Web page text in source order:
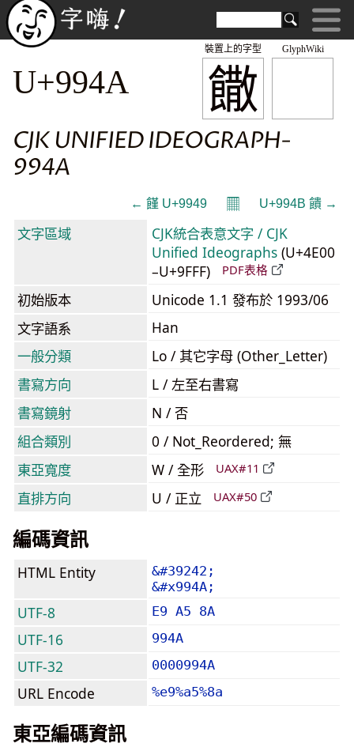
GlyphWiki
饊
裝置上的字型
U+994A
CJK UNIFIED IDEOGRAPH-
994A
← 饉 U+9949 𝄜 U+994B 饋 →
文字區域
CJK統合表意文字 / CJK
Unified Ideographs (U+4E00
–U+9FFF)
PDF表格
初始版本
Unicode 1.1 發布於 1993/06
文字語系
Han
一般分類
Lo / 其它字母 (Other_Letter)
書寫方向
L / 左至右書寫
書寫鏡射
N / 否
組合類別
0 / Not_Reordered; 無
東亞寬度
W / 全形 UAX#11
直排方向 U / 正立 UAX#50
編碼資訊
HTML Entity
&#39242;
&#x994A;
UTF-8 E9 A5 8A
UTF-16 994A
UTF-32 0000994A
URL Encode %e9%a5%8a
東亞編碼資訊